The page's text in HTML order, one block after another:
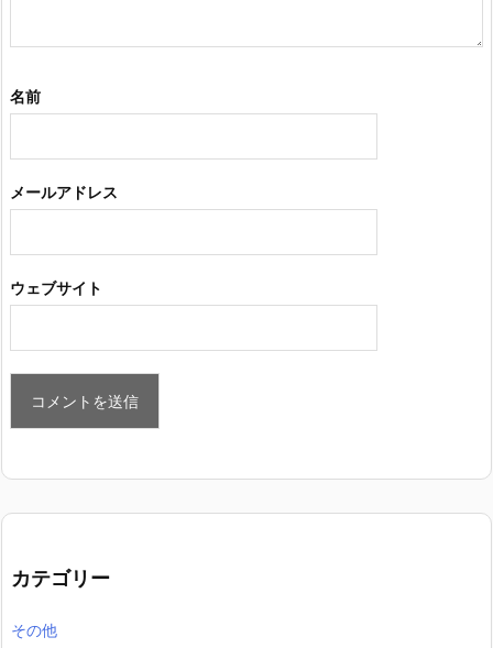
名前
メールアドレス
ウェブサイト
カテゴリー
その他